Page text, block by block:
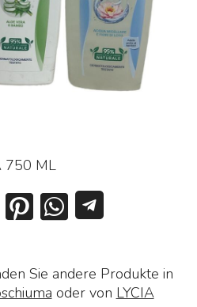
750 ML
Sie andere Produkte in
oder von LYCIA